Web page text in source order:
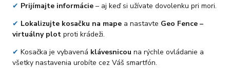
✔ Prijímajte informácie– aj keď si užívate dovolenku pri mori.
✔ Lokalizujte kosačku na mapea nastavte Geo Fence –
virtuálny plotproti krádeži.
✔ Kosačka je vybavená klávesnicou na rýchle ovládanie a
všetky nastavenia urobíte cez Váš smartfón.